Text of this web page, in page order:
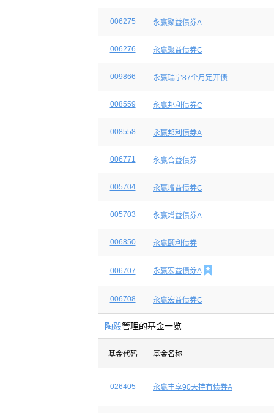
006275 永赢聚益债券A
006276 永赢聚益债券C
009866 永赢瑞宁87个月定开债
008559 永赢邦利债券C
008558 永赢邦利债券A
006771 永赢合益债券
005704 永赢增益债券C
005703 永赢增益债券A
006850 永赢颐利债券
006707 永赢宏益债券A 
006708 永赢宏益债券C
陶毅管理的基金一览
基金代码 基金名称
026405 永赢丰享90天持有债券A